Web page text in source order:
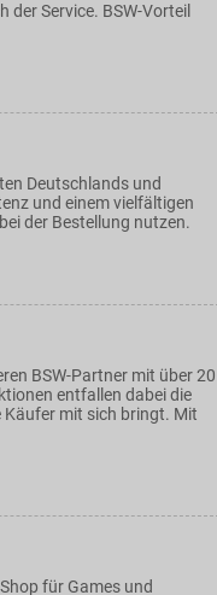
Service. BSW-Vorteil
Deutschlands und
und einem vielfältigen
der Bestellung nutzen.
BSW-Partner mit über 20
entfallen dabei die
Käufer mit sich bringt. Mit
für Games und